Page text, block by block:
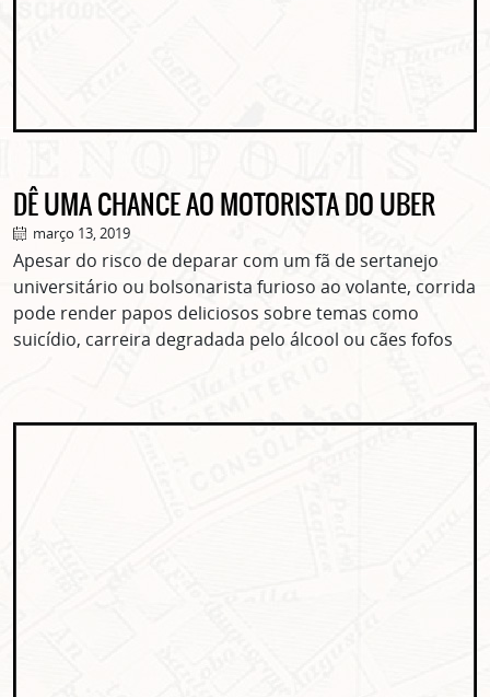
DÊ UMA CHANCE AO MOTORISTA DO UBER
março 13, 2019
Apesar do risco de deparar com um fã de sertanejo
universitário ou bolsonarista furioso ao volante, corrida
pode render papos deliciosos sobre temas como
suicídio, carreira degradada pelo álcool ou cães fofos